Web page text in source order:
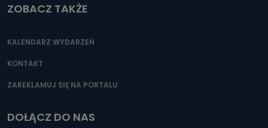
ZOBACZ TAKŻE
KALENDARZ WYDARZEŃ
KONTAKT
ZAREKLAMUJ SIĘ NA PORTALU
DOŁĄCZ DO NAS